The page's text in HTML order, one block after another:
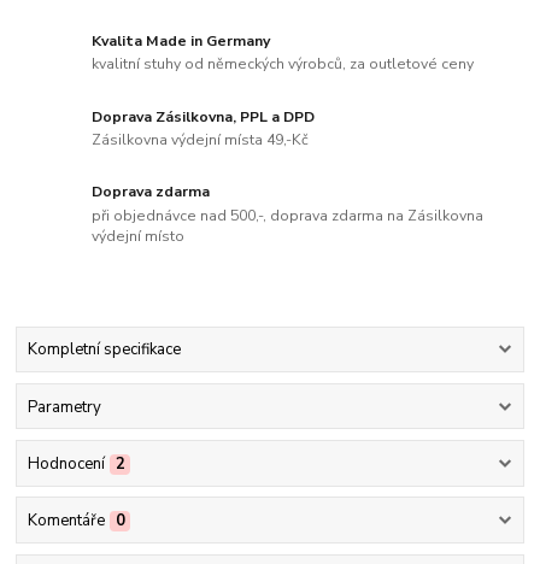
Kvalita Made in Germany
kvalitní stuhy od německých výrobců, za outletové ceny
Doprava Zásilkovna, PPL a DPD
Zásilkovna výdejní místa 49,-Kč
Doprava zdarma
při objednávce nad 500,-, doprava zdarma na Zásilkovna
výdejní místo
Kompletní specifikace
Parametry
Hodnocení 2
Komentáře 0